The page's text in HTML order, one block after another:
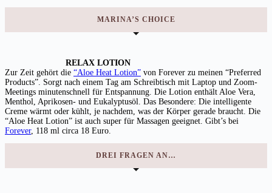
MARINA’S CHOICE
RELAX LOTION
Zur Zeit gehört die “Aloe Heat Lotion” von Forever zu meinen “Preferred
Products”. Sorgt nach einem Tag am Schreibtisch mit Laptop und Zoom-
Meetings minutenschnell für Entspannung. Die Lotion enthält Aloe Vera,
Menthol, Aprikosen- und Eukalyptusöl. Das Besondere: Die intelligente
Creme wärmt oder kühlt, je nachdem, was der Körper gerade braucht. Die
“Aloe Heat Lotion” ist auch super für Massagen geeignet. Gibt’s bei
Forever, 118 ml circa 18 Euro.
DREI FRAGEN AN…